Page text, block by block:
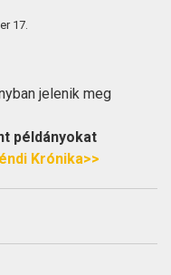
17.
jelenik meg
példányokat
Krónika>>